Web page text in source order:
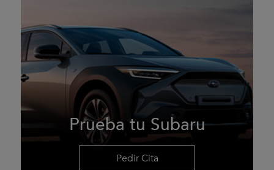
Prueba tu Subaru
Pedir Cita